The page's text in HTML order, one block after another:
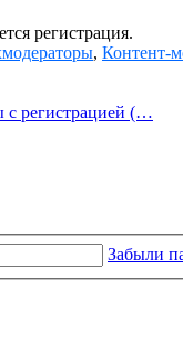
регистрация.
, Контент-
с регистрацией (…
Забыли